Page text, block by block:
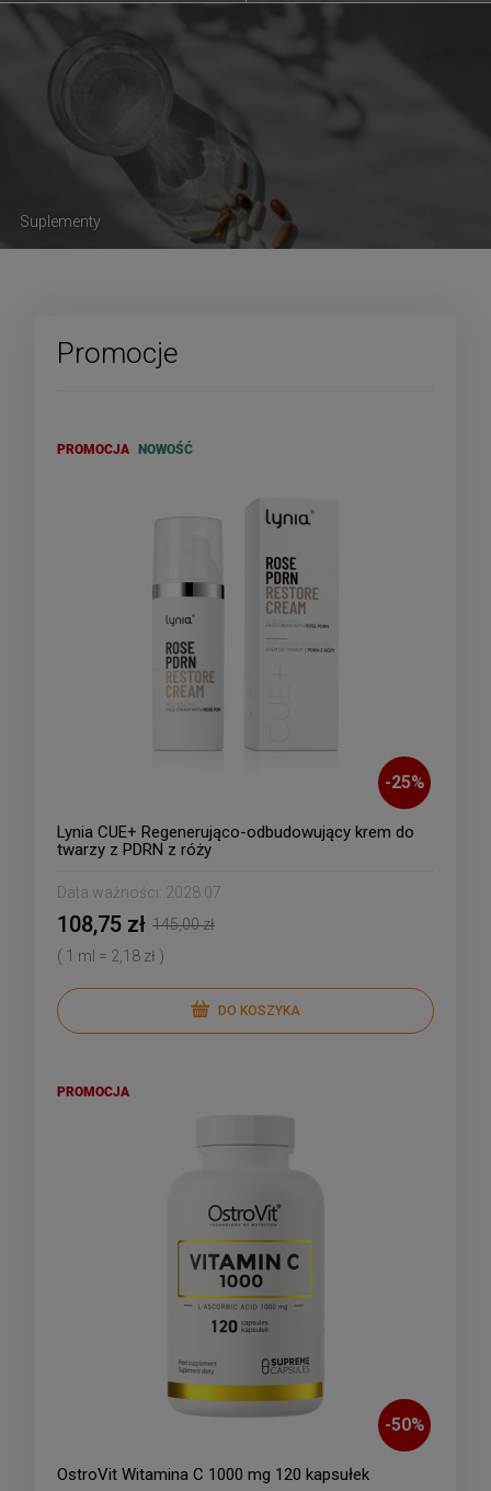
Suplementy
Promocje
-25%
Lynia CUE+ Regenerująco-odbudowujący krem do
twarzy z PDRN z róży
Data ważności: 2028.07
108,75 zł 145,00 zł
( 1 ml = 2,18 zł )
DO KOSZYKA
PROMOCJA NOWOŚĆ
-50%
OstroVit Witamina C 1000 mg 120 kapsułek
PROMOCJA